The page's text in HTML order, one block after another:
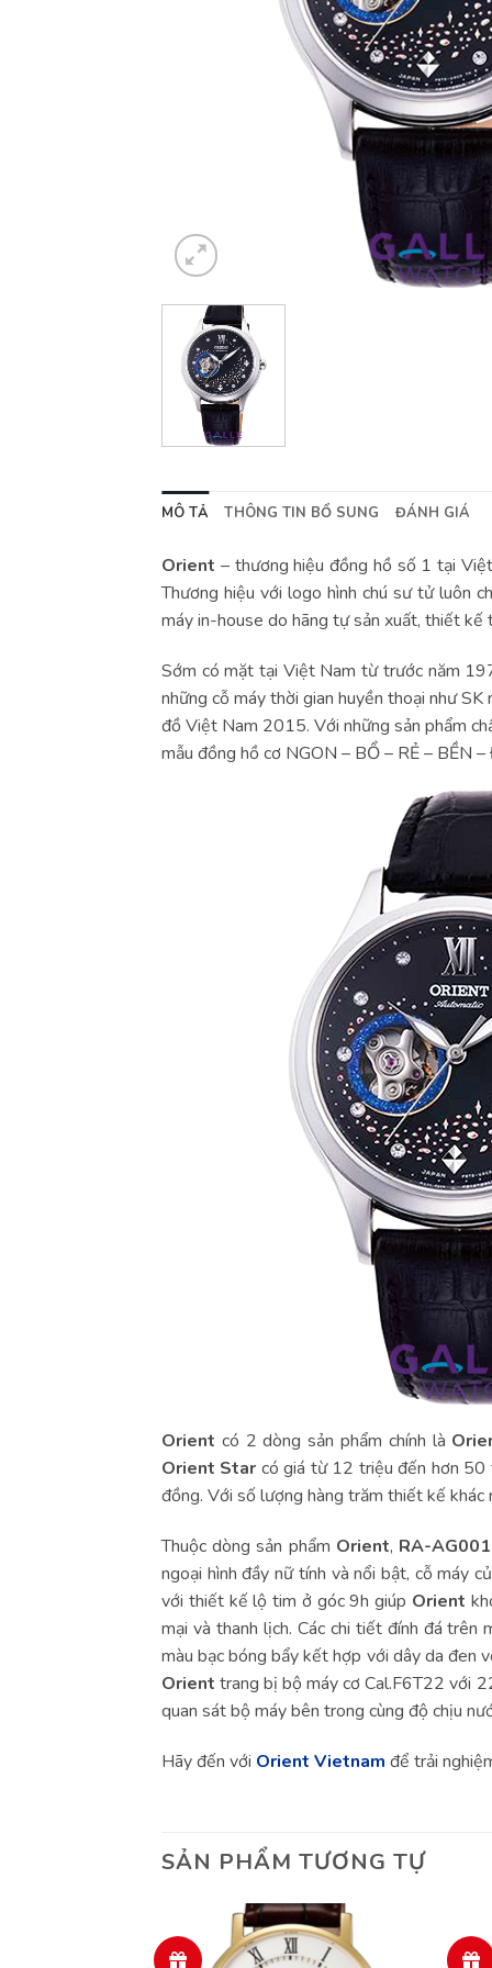
MÔ TẢ THÔNG TIN BỔ SUNG ĐÁNH GIÁ
Orient – thương hiệu đồng hồ số 1 tại
Thương hiệu với logo hình chú sư tử luôn
máy in-house do hãng tự sản xuất, thiết kế
Sớm có mặt tại Việt Nam từ trước năm
những cỗ máy thời gian huyền thoại như
đồ Việt Nam 2015. Với những sản phẩm
mẫu đồng hồ cơ NGON – BỔ – RẺ – BỀN –
Orient có 2 dòng sản phẩm chính là
Orient Star có giá từ 12 triệu đến hơn 50
đồng. Với số lượng hàng trăm thiết kế khác
Thuộc dòng sản phẩm Orient, RA-
ngoại hình đầy nữ tính và nổi bật, cỗ máy
với thiết kế lộ tim ở góc 9h giúp Orient
mại và thanh lịch. Các chi tiết đính đá
màu bạc bóng bẩy kết hợp với dây da đen
Orient trang bị bộ máy cơ Cal.F6T22 với
quan sát bộ máy bên trong cùng độ chịu
Hãy đến với Orient Vietnam để trải
SẢN PHẨM TƯƠNG TỰ